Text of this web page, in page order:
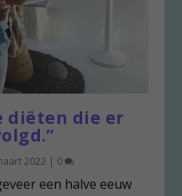
diëten die er
2022 | 0
een halve eeuw